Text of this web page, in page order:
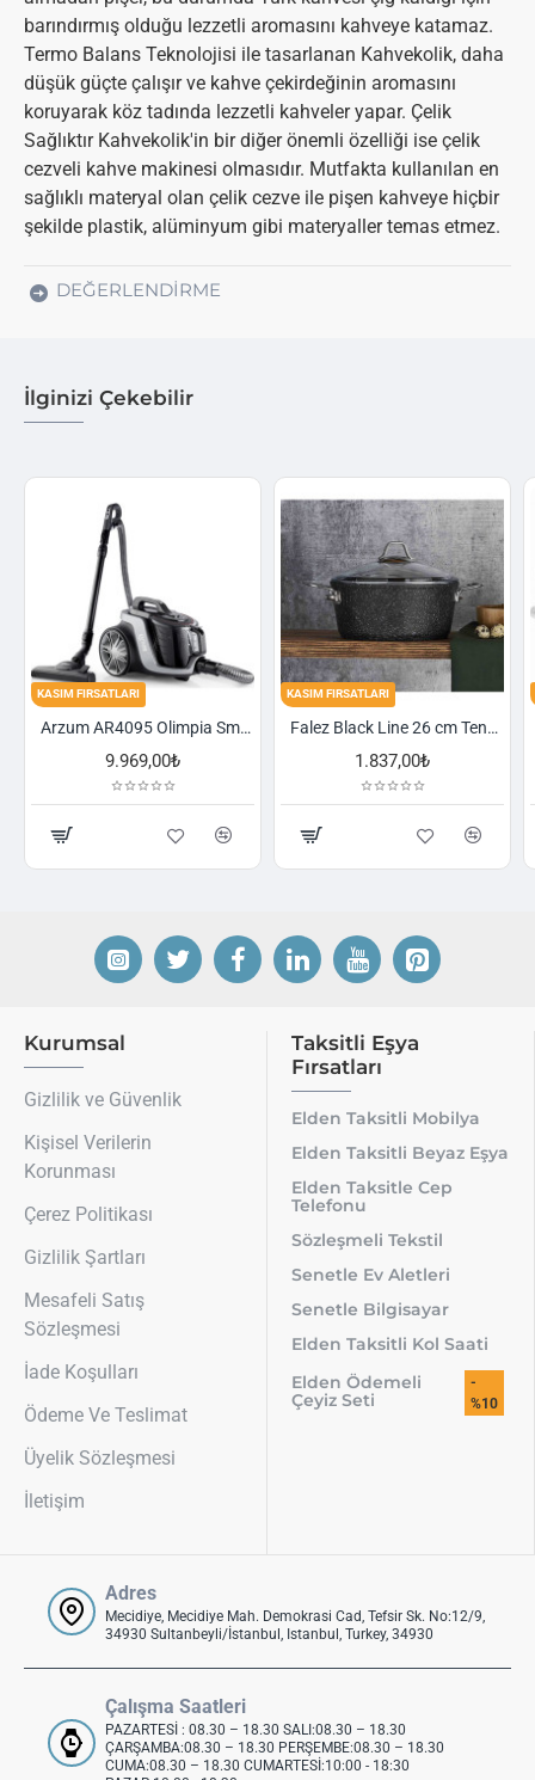
barındırmış olduğu lezzetli aromasını kahveye katamaz.
Termo Balans Teknolojisi ile tasarlanan Kahvekolik, daha
düşük güçte çalışır ve kahve çekirdeğinin aromasını
koruyarak köz tadında lezzetli kahveler yapar. Çelik
Sağlıktır Kahvekolik'in bir diğer önemli özelliği ise çelik
cezveli kahve makinesi olmasıdır. Mutfakta kullanılan en
sağlıklı materyal olan çelik cezve ile pişen kahveye hiçbir
şekilde plastik, alüminyum gibi materyaller temas etmez.
DEĞERLENDIRME
İlginizi Çekebilir
KASIM FIRSATLARI
Arzum AR4095 Olimpia Smart Cyclone Filtreli Süpürge - Füme
9.969,00₺
KASIM FIRSATLARI
Falez Black Line 26 cm Tencere
1.837,00₺
Kurumsal
Gizlilik ve Güvenlik
Kişisel Verilerin
Korunması
Çerez Politikası
Gizlilik Şartları
Mesafeli Satış
Sözleşmesi
İade Koşulları
Ödeme Ve Teslimat
Üyelik Sözleşmesi
İletişim
Taksitli Eşya
Fırsatları
Elden Taksitli Mobilya
Elden Taksitli Beyaz Eşya
Elden Taksitle Cep
Telefonu
Sözleşmeli Tekstil
Senetle Ev Aletleri
Senetle Bilgisayar
Elden Taksitli Kol Saati
Elden Ödemeli
Çeyiz Seti
-
%10
Adres
Mecidiye, Mecidiye Mah. Demokrasi Cad, Tefsir Sk. No:12/9,
34930 Sultanbeyli/İstanbul, Istanbul, Turkey, 34930
Çalışma Saatleri
PAZARTESİ : 08.30 – 18.30 SALI:08.30 – 18.30
ÇARŞAMBA:08.30 – 18.30 PERŞEMBE:08.30 – 18.30
CUMA:08.30 – 18.30 CUMARTESİ:10:00 - 18:30